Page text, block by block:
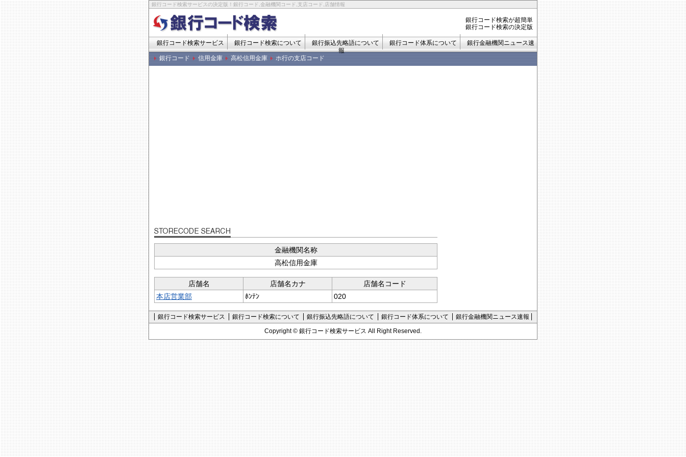
銀行コード検索サービスの決定版！銀行コード,金融機関コード,支店コード,店舗情報
銀行コード検索が超簡単
銀行コード検索の決定版
銀行コード検索サービス 銀行コード検索について 銀行振込先略語について 銀行コード体系について
銀行金融機関ニュース速
報
銀行コード
信用金庫 高松信用金庫 ホ行の支店コード
金融機関名称
高松信用金庫
店舗名 店舗名カナ
店舗名コード
本店営業部
ﾎﾝﾃﾝ 020
銀行コード検索サービス 銀行コード検索について 銀行振込先略語について 銀行コード体系について
銀行金融機関ニュース速報
Copyright © 銀行コード検索サービス All Right Reserved.